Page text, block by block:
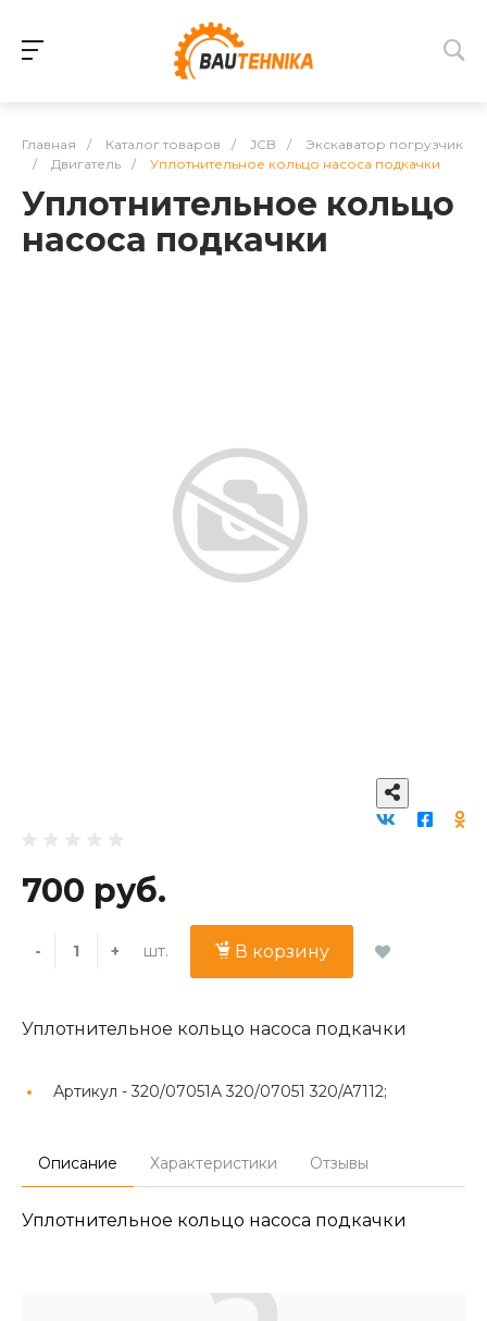
Главная / Каталог товаров / JCB /
Экскаватор погрузчик
/
Двигатель / Уплотнительное кольцо насоса подкачки
Уплотнительное кольцо
насоса подкачки
700 руб.
- + шт. В корзину
Уплотнительное кольцо насоса подкачки
Артикул - 320/07051A 320/07051 320/A7112;
Описание Характеристики Отзывы
Уплотнительное кольцо насоса подкачки